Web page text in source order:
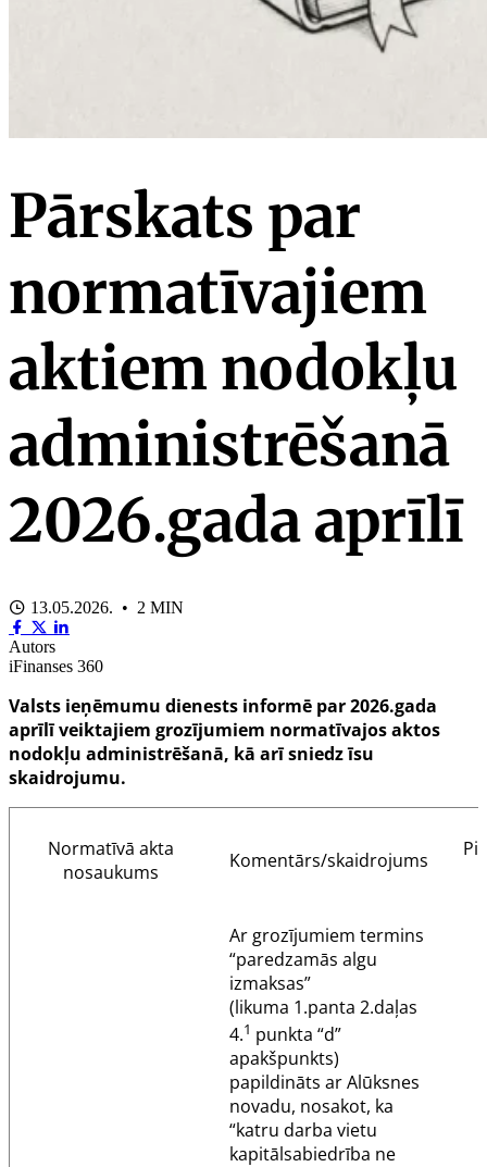
Pārskats par
normatīvajiem
aktiem nodokļu
administrēšanā
2026.gada aprīlī
13.05.2026. • 2 MIN
Autors
iFinanses 360
Valsts ieņēmumu dienests informē par 2026.gada
aprīlī veiktajiem grozījumiem normatīvajos aktos
nodokļu administrēšanā, kā arī sniedz īsu
skaidrojumu.
Normatīvā akta
nosaukums
Komentārs/skaidrojums
Ar grozījumiem termins
“paredzamās algu
izmaksas”
(likuma 1.panta 2.daļas
4.1 punkta “d”
apakšpunkts)
papildināts ar Alūksnes
novadu, nosakot, ka
“katru darba vietu
kapitālsabiedrība ne